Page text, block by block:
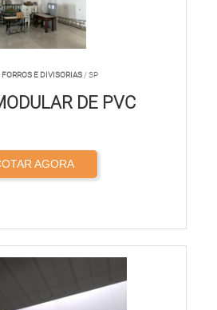
E DIVISORIAS/ SP
DE PVC
AGORA